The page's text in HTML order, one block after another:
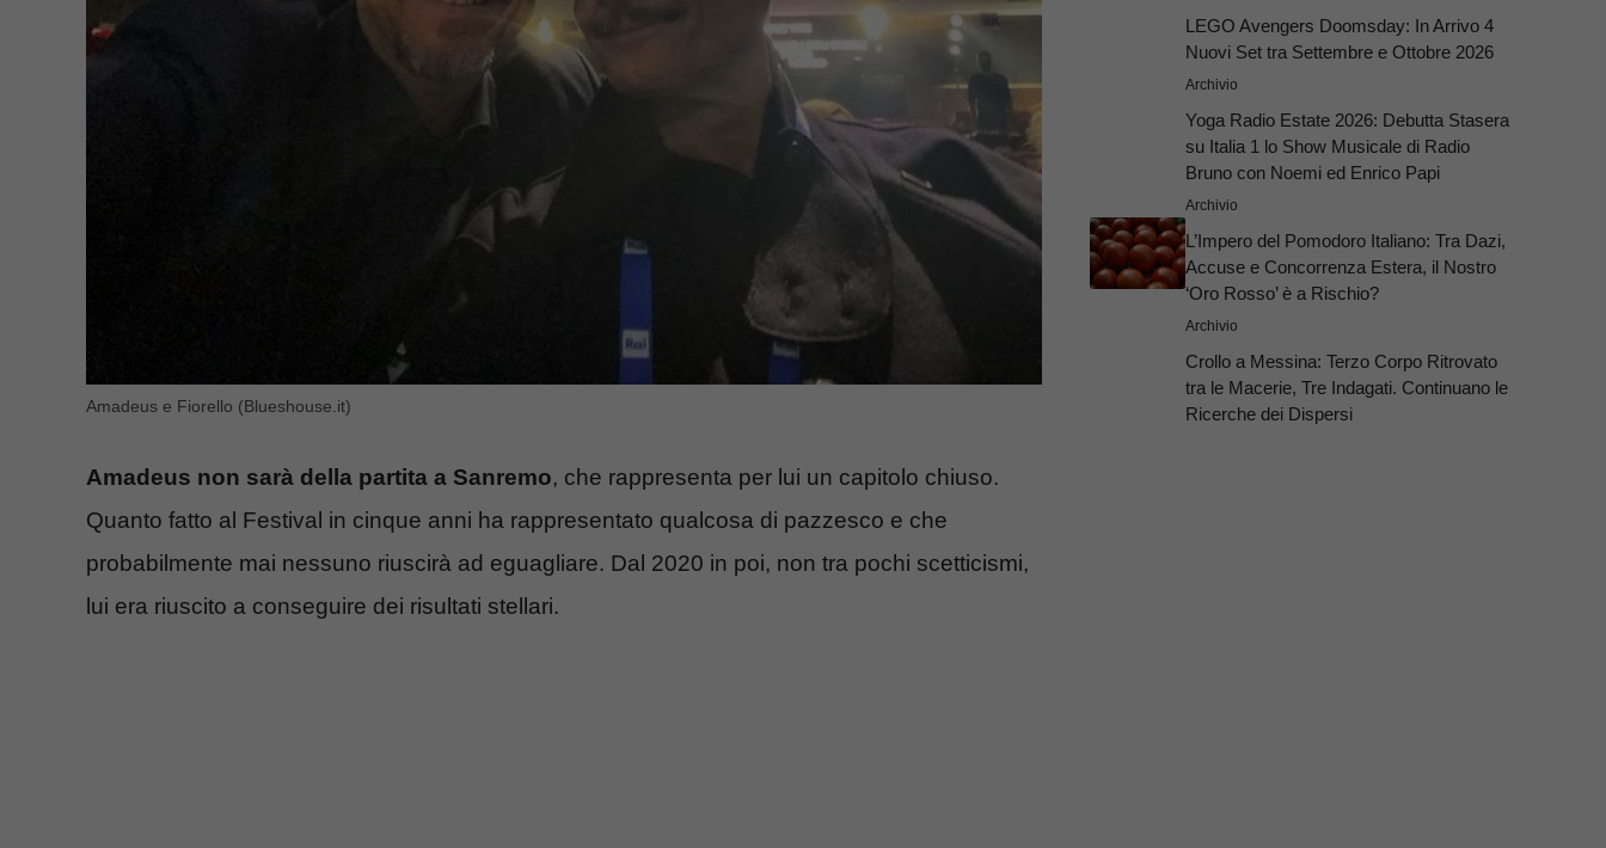
Amadeus e Fiorello (Blueshouse.it)
Amadeus non sarà della partita a Sanremo, che rappresenta per lui un capitolo chiuso.
Quanto fatto al Festival in cinque anni ha rappresentato qualcosa di pazzesco e che
probabilmente mai nessuno riuscirà ad eguagliare. Dal 2020 in poi, non tra pochi scetticismi,
lui era riuscito a conseguire dei risultati stellari.
LEGO Avengers Doomsday: In Arrivo 4
Nuovi Set tra Settembre e Ottobre 2026
Archivio
Yoga Radio Estate 2026: Debutta Stasera
su Italia 1 lo Show Musicale di Radio
Bruno con Noemi ed Enrico Papi
Archivio
L’Impero del Pomodoro Italiano: Tra Dazi,
Accuse e Concorrenza Estera, il Nostro
‘Oro Rosso’ è a Rischio?
Archivio
Crollo a Messina: Terzo Corpo Ritrovato
tra le Macerie, Tre Indagati. Continuano le
Ricerche dei Dispersi